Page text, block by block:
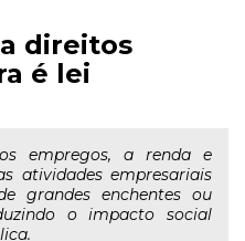
direitos
é lei
empregos, a renda e
atividades empresariais
grandes enchentes ou
o impacto social